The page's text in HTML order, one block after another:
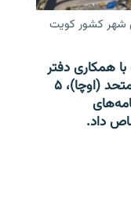
شهر کشور کویت
همکاری دفتر
هماهنگی امور بشردوستانه سازمان ملل متحد (اوچا)، ۵
داد.